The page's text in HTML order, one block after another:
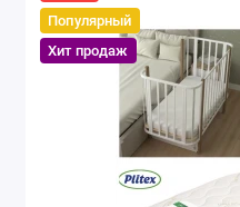
Популярный
Хит продаж